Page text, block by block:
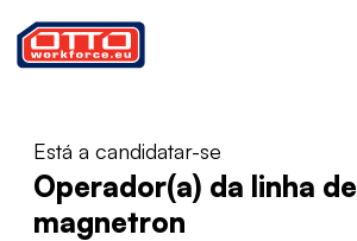
Está a candidatar-se
Operador(a) da linha de
magnetron